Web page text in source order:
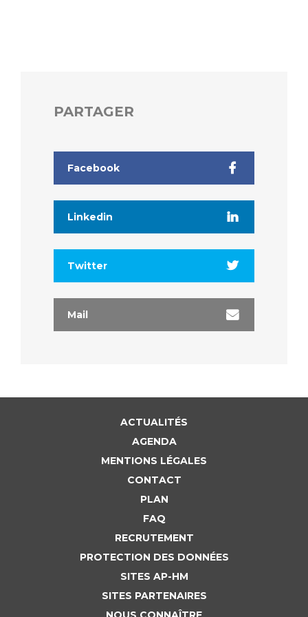
Lieu de santé sans tabac
PARTAGER
Facebook
Linkedin
Twitter
Mail
ACTUALITÉS
AGENDA
MENTIONS LÉGALES
CONTACT
PLAN
FAQ
RECRUTEMENT
PROTECTION DES DONNÉES
SITES AP-HM
SITES PARTENAIRES